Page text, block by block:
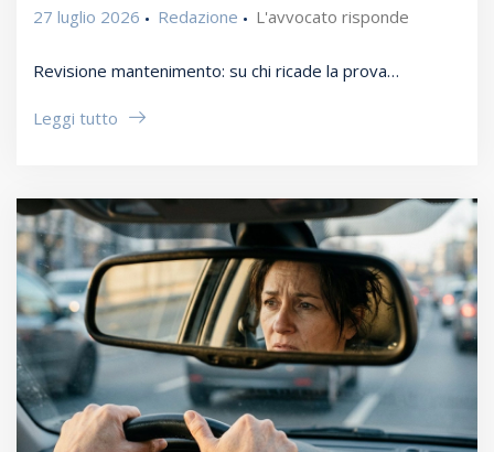
27 luglio 2026 Redazione L'avvocato risponde
Revisione mantenimento: su chi ricade la prova…
Leggi tutto